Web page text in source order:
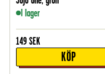
I lager
149 SEK
KÖP